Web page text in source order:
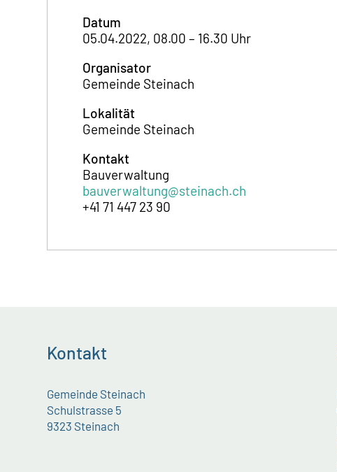
Datum
05.04.2022, 08.00 – 16.30 Uhr
Organisator
Gemeinde Steinach
Lokalität
Gemeinde Steinach
Kontakt
Bauverwaltung
bauverwaltung@steinach.ch
+41 71 447 23 90
Kontakt
Gemeinde Steinach
Schulstrasse 5
9323 Steinach